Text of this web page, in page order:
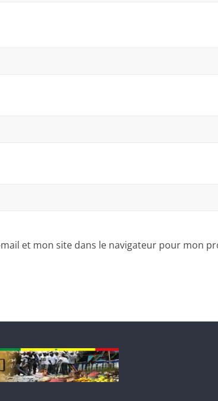
et mon site dans le navigateur pour mon